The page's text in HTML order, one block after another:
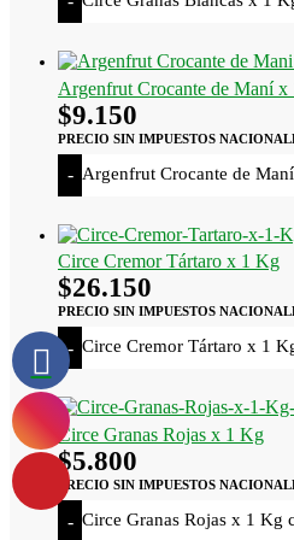
Argenfrut Crocante de Maní x
$9.150
PRECIO SIN IMPUESTOS
- Argenfrut Crocante de
Circe Cremor Tártaro x 1 Kg
$26.150
PRECIO SIN IMPUESTOS
- Circe Cremor Tártaro x 1
Circe Granas Rojas x 1 Kg
$5.800
PRECIO SIN IMPUESTOS
- Circe Granas Rojas x 1 Kg